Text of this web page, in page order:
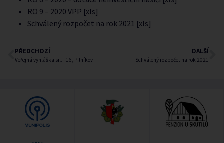
RO 9 – 2020 VPP [xls]
Schválený rozpočet na rok 2021 [xls]
PŘEDCHOZÍ
Veřejná vyhláška sil. I 16, Pilníkov
DALŠÍ
Schválený rozpočet na rok 2021